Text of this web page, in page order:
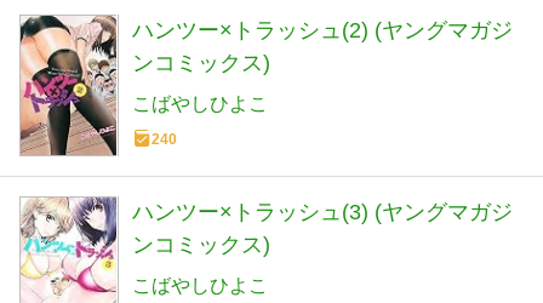
ハンツー×トラッシュ(2) (ヤングマガジ
ンコミックス)
こばやしひよこ
240
ハンツー×トラッシュ(3) (ヤングマガジ
ンコミックス)
こばやしひよこ